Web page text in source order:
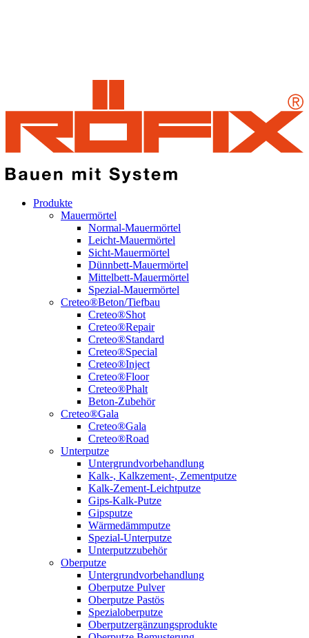
Produkte
Mauermörtel
Normal-Mauermörtel
Leicht-Mauermörtel
Sicht-Mauermörtel
Dünnbett-Mauermörtel
Mittelbett-Mauermörtel
Spezial-Mauermörtel
Creteo®Beton/Tiefbau
Creteo®Shot
Creteo®Repair
Creteo®Standard
Creteo®Special
Creteo®Inject
Creteo®Floor
Creteo®Phalt
Beton-Zubehör
Creteo®Gala
Creteo®Gala
Creteo®Road
Unterputze
Untergrundvorbehandlung
Kalk-, Kalkzement-, Zementputze
Kalk-Zement-Leichtputze
Gips-Kalk-Putze
Gipsputze
Wärmedämmputze
Spezial-Unterputze
Unterputzzubehör
Oberputze
Untergrundvorbehandlung
Oberputze Pulver
Oberputze Pastös
Spezialoberputze
Oberputzergänzungsprodukte